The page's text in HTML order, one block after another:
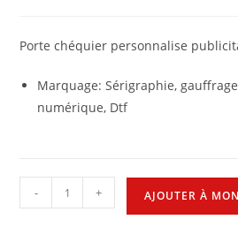
Porte chéquier personnalise
Marquage: Sérigraphie,
numérique, Dtf
- + AJOUTER À